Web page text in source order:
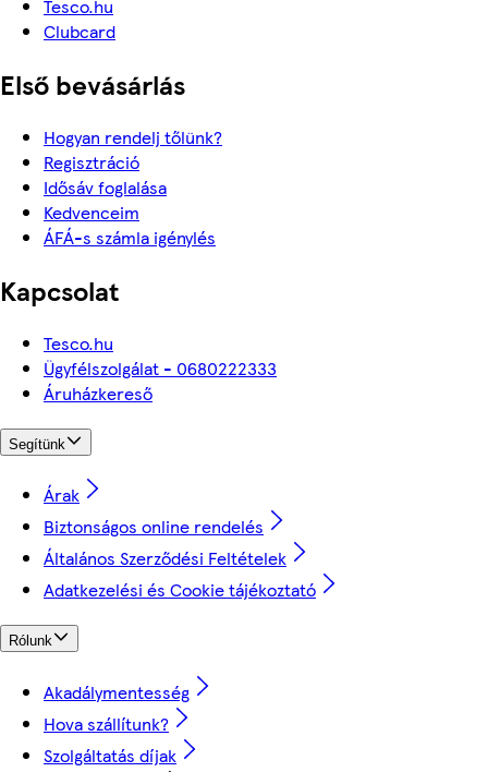
Tesco.hu
Clubcard
Első bevásárlás
Hogyan rendelj tőlünk?
Regisztráció
Idősáv foglalása
Kedvenceim
ÁFÁ-s számla igénylés
Kapcsolat
Tesco.hu
Ügyfélszolgálat - 0680222333
Áruházkereső
Segítünk
Árak
Biztonságos online rendelés
Általános Szerződési Feltételek
Adatkezelési és Cookie tájékoztató
Rólunk
Akadálymentesség
Hova szállítunk?
Szolgáltatás díjak